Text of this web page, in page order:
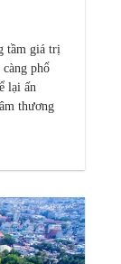
tầm giá trị
phổ
lại ấn
thương